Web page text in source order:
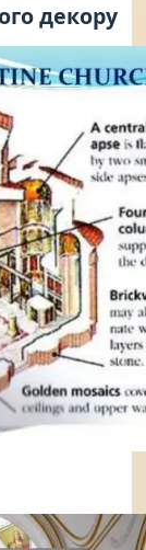
декору